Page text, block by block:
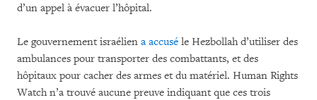
d’un appel à évacuer l’hôpital.
Le gouvernement israélien a accusé le Hezbollah d’utiliser des
ambulances pour transporter des combattants, et des
hôpitaux pour cacher des armes et du matériel. Human Rights
Watch n’a trouvé aucune preuve indiquant que ces trois